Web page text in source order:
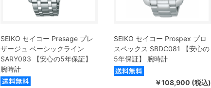
SEIKO セイコー Presage プレ
ザージュ ベーシックライン
SARY093 【安心の5年保証】
腕時計
SEIKO セイコー Prospex プロ
スペックス SBDC081 【安心の
5年保証】 腕時計
￥108,900 (税込)